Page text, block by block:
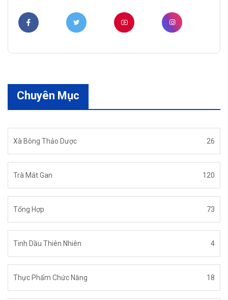
Chuyên Mục
Xà Bông Thảo Dược 26
Trà Mát Gan 120
Tổng Hợp 73
Tinh Dầu Thiên Nhiên 4
Thực Phẩm Chức Năng 18